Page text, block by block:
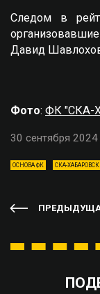
Следом в
Давид
Фото: ФК "СКА-
30 сентября
ОСНОВА ФК СКА-ХАБАРОВСК